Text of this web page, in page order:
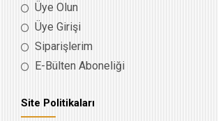
Üye Olun
Üye Girişi
Siparişlerim
E-Bülten Aboneliği
Site Politikaları